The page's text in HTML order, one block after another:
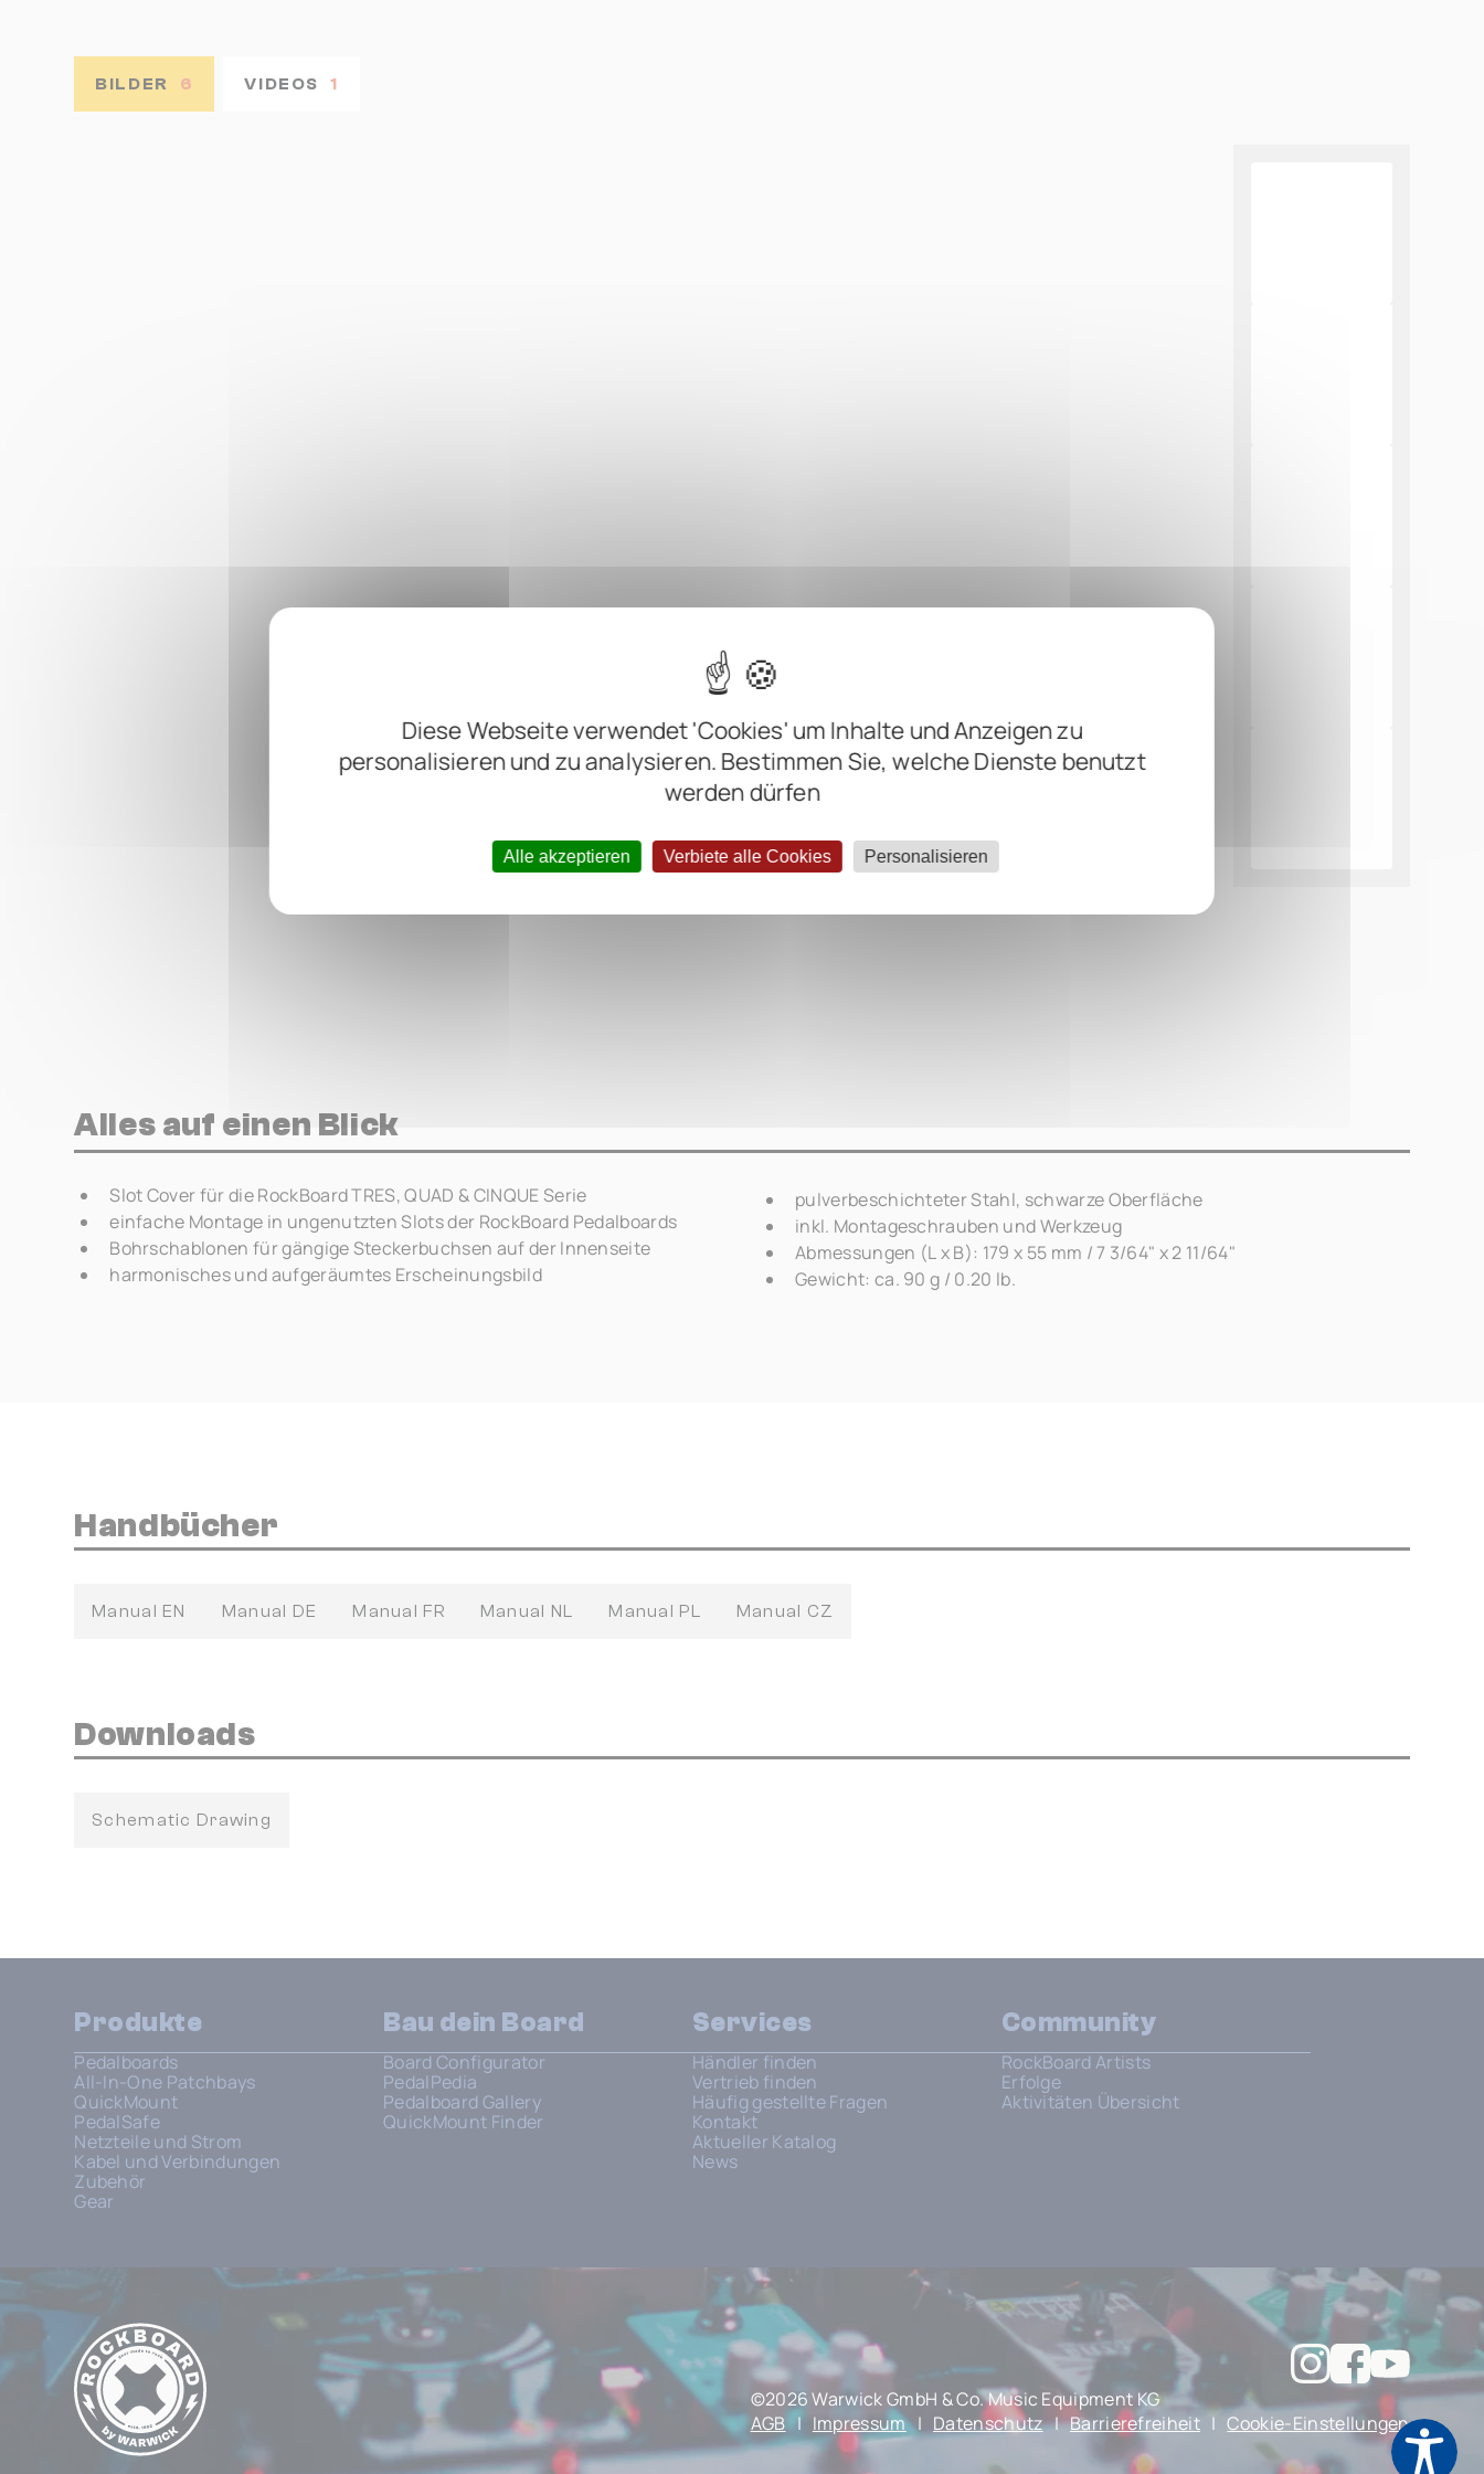
Diese Webseite verwendet 'Cookies' um Inhalte und Anzeigen zu
personalisieren und zu analysieren. Bestimmen Sie, welche Dienste benutzt
werden dürfen
Alle akzeptieren Verbiete alle Cookies Personalisieren
BILDER 6 VIDEOS 1
Alles auf einen Blick
Slot Cover für die RockBoard TRES, QUAD & CINQUE Serie
einfache Montage in ungenutzten Slots der RockBoard Pedalboards
Bohrschablonen für gängige Steckerbuchsen auf der Innenseite
harmonisches und aufgeräumtes Erscheinungsbild
pulverbeschichteter Stahl, schwarze Oberfläche
inkl. Montageschrauben und Werkzeug
Abmessungen (L x B): 179 x 55 mm / 7 3/64" x 2 11/64"
Gewicht: ca. 90 g / 0.20 lb.
Handbücher
Manual EN Manual DE Manual FR Manual NL Manual PL Manual CZ
Downloads
Schematic Drawing
Produkte
Pedalboards
All-In-One Patchbays
QuickMount
PedalSafe
Netzteile und Strom
Kabel und Verbindungen
Zubehör
Gear
Bau dein Board
Board Configurator
PedalPedia
Pedalboard Gallery
QuickMount Finder
Services
Händler finden
Vertrieb finden
Häufig gestellte Fragen
Kontakt
Aktueller Katalog
News
Community
RockBoard Artists
Erfolge
Aktivitäten Übersicht
©2026 Warwick GmbH & Co. Music Equipment KG
AGB | Impressum | Datenschutz | Barrierefreiheit | Cookie-Einstellungen